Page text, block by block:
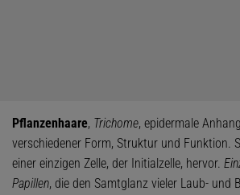
Pflanzenhaare, Trichome, epidermale
verschiedener Form, Struktur und Funktion.
einer einzigen Zelle, der Initialzelle, hervor.
Papillen, die den Samtglanz vieler Laub- und